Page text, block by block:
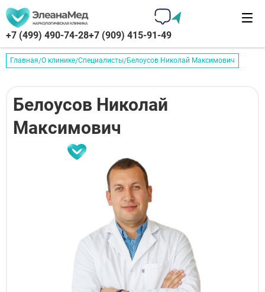
+7 (499) 490-74-28+7 (909) 415-91-49
Главная О клинике Специалисты Белоусов Николай Максимович
Белоусов Николай
Максимович